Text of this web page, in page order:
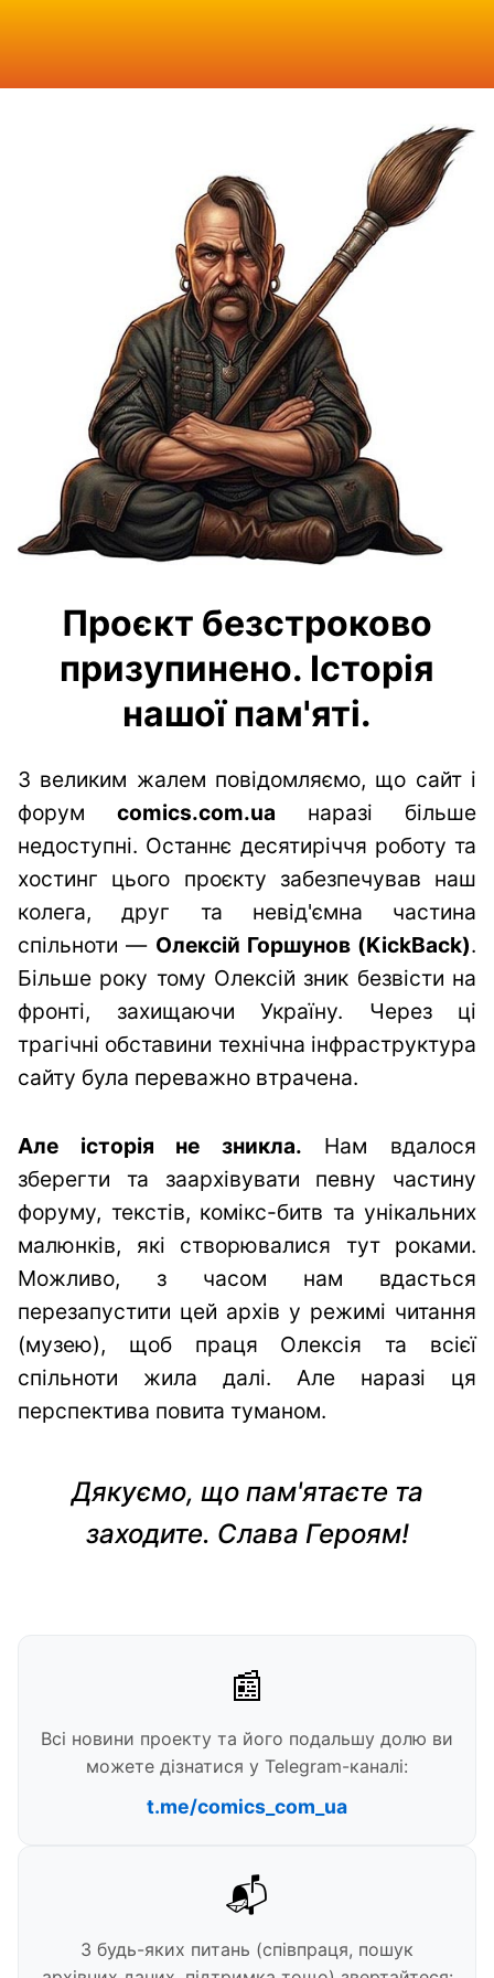
Проєкт безстроково
призупинено. Історія
нашої пам'яті.
З великим жалем повідомляємо, що сайт і
форум comics.com.ua наразі більше
недоступні. Останнє десятиріччя роботу та
хостинг цього проєкту забезпечував наш
колега, друг та невід'ємна частина
спільноти — Олексій Горшунов (KickBack).
Більше року тому Олексій зник безвісти на
фронті, захищаючи Україну. Через ці
трагічні обставини технічна інфраструктура
сайту була переважно втрачена.
Але історія не зникла. Нам вдалося
зберегти та заархівувати певну частину
форуму, текстів, комікс-битв та унікальних
малюнків, які створювалися тут роками.
Можливо, з часом нам вдасться
перезапустити цей архів у режимі читання
(музею), щоб праця Олексія та всієї
спільноти жила далі. Але наразі ця
перспектива повита туманом.
Дякуємо, що пам'ятаєте та
заходите. Слава Героям!
📰
Всі новини проекту та його подальшу долю ви
можете дізнатися у Telegram-каналі:
t.me/comics_com_ua
📬
З будь-яких питань (співпраця, пошук